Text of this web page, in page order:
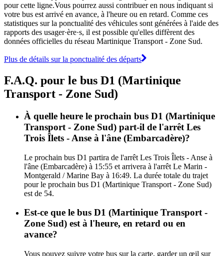
pour cette ligne.Vous pourrez aussi contribuer en nous indiquant si
votre bus est arrivé en avance, à l'heure ou en retard. Comme ces
statistiques sur la ponctualité des véhicules sont générées à l'aide des
rapports des usager·ère·s, il est possible qu'elles diffèrent des
données officielles du réseau Martinique Transport - Zone Sud.
Plus de détails sur la ponctualité des départs
F.A.Q. pour le bus D1 (Martinique
Transport - Zone Sud)
À quelle heure le prochain bus D1 (Martinique
Transport - Zone Sud) part-il de l'arrêt Les
Trois Îlets - Anse à l'âne (Embarcadère)?
Le prochain bus D1 partira de l'arrêt Les Trois Îlets - Anse à
l'âne (Embarcadère) à 15:55 et arrivera à l'arrêt Le Marin -
Montgerald / Marine Bay à 16:49. La durée totale du trajet
pour le prochain bus D1 (Martinique Transport - Zone Sud)
est de 54.
Est-ce que le bus D1 (Martinique Transport -
Zone Sud) est à l'heure, en retard ou en
avance?
Vous pouvez suivre votre bus sur la carte, garder un œil sur